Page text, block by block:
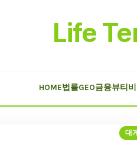
Life
HOME법률GEO금융뷰티
대게